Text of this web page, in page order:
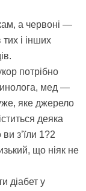
а червоні —
і інших
потрібно
мед —
яке джерело
деяка
з’їли 1?2
що ніяк не
діабет у